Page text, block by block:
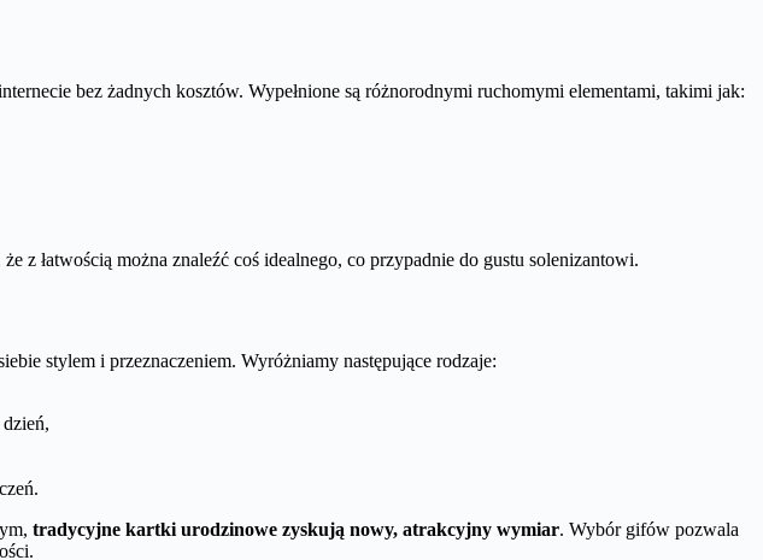
bez żadnych kosztów. Wypełnione są różnorodnymi ruchomymi elementami, takimi jak:
że z łatwością można znaleźć coś idealnego, co przypadnie do gustu solenizantowi.
stylem i przeznaczeniem. Wyróżniamy następujące rodzaje:
tradycyjne kartki urodzinowe zyskują nowy, atrakcyjny wymiar. Wybór gifów pozwala